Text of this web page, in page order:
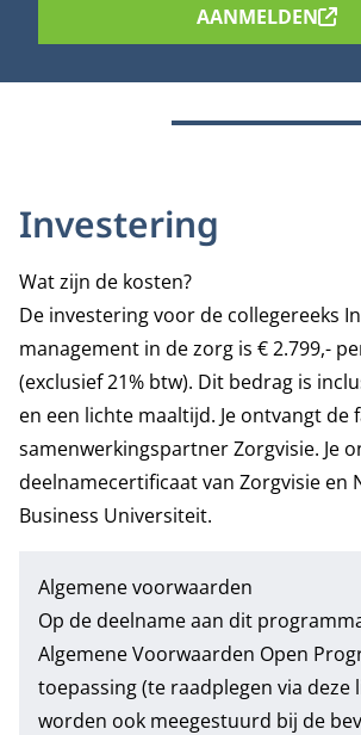
AANMELDEN
Investering
Wat zijn de kosten?
De investering voor de collegereeks
management in de zorg is € 2.799,-
(exclusief 21% btw). Dit bedrag is
en een lichte maaltijd. Je ontvangt de
samenwerkingspartner Zorgvisie. Je
deelnamecertificaat van Zorgvisie en
Business Universiteit.
Algemene voorwaarden
Op de deelname aan dit
Algemene Voorwaarden Open
toepassing (te raadplegen via deze
worden ook meegestuurd bij de